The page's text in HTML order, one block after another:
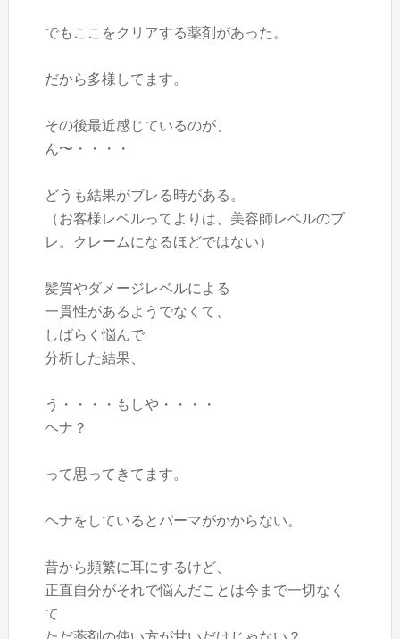
でもここをクリアする薬剤があった。
だから多様してます。
その後最近感じているのが、
ん〜・・・・
どうも結果がブレる時がある。
（お客様レベルってよりは、美容師レベルのブ
レ。クレームになるほどではない）
髪質やダメージレベルによる
一貫性があるようでなくて、
しばらく悩んで
分析した結果、
う・・・・もしや・・・・
ヘナ？
って思ってきてます。
ヘナをしているとパーマがかからない。
昔から頻繁に耳にするけど、
正直自分がそれで悩んだことは今まで一切なく
て